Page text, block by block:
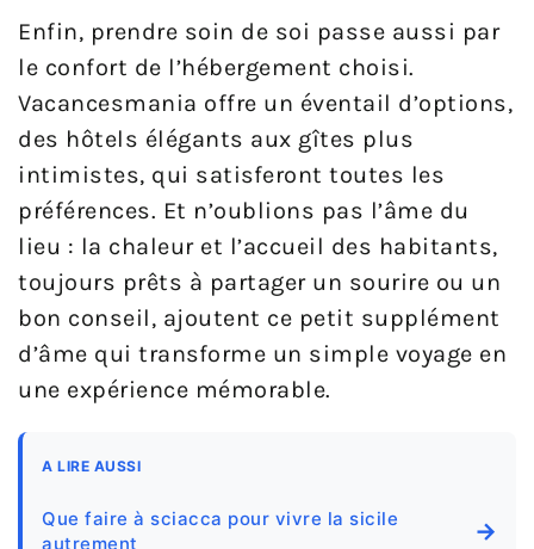
Enfin, prendre soin de soi passe aussi par
le confort de l’hébergement choisi.
Vacancesmania offre un éventail d’options,
des hôtels élégants aux gîtes plus
intimistes, qui satisferont toutes les
préférences. Et n’oublions pas l’âme du
lieu : la chaleur et l’accueil des habitants,
toujours prêts à partager un sourire ou un
bon conseil, ajoutent ce petit supplément
d’âme qui transforme un simple voyage en
une expérience mémorable.
A LIRE AUSSI
Que faire à sciacca pour vivre la sicile
autrement
→